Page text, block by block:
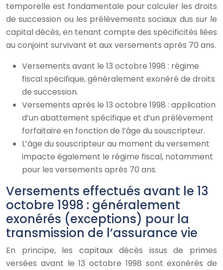
temporelle est fondamentale pour calculer les droits
de succession ou les prélèvements sociaux dus sur le
capital décès, en tenant compte des spécificités liées
au conjoint survivant et aux versements après 70 ans.
Versements avant le 13 octobre 1998 : régime
fiscal spécifique, généralement exonéré de droits
de succession.
Versements après le 13 octobre 1998 : application
d’un abattement spécifique et d’un prélèvement
forfaitaire en fonction de l’âge du souscripteur.
L’âge du souscripteur au moment du versement
impacte également le régime fiscal, notamment
pour les versements après 70 ans.
Versements effectués avant le 13
octobre 1998 : généralement
exonérés (exceptions) pour la
transmission de l’assurance vie
En principe, les capitaux décès issus de primes
versées avant le 13 octobre 1998 sont exonérés de